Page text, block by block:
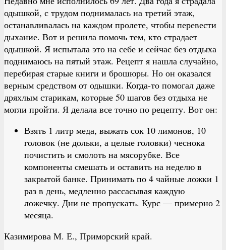
одышкой, с трудом поднималась на третий этаж,
останавливалась на каждом пролете, чтобы перевести
дыхание. Вот и решила помочь тем, кто страдает
одышкой. Я испытала это на себе и сейчас без отдыха
поднимаюсь на пятый этаж. Рецепт я нашла случайно,
перебирая старые книги и брошюры. Но он оказался
верным средством от одышки. Когда-то помогал даже
дряхлым старикам, которые 50 шагов без отдыха не
могли пройти. Я делала все точно по рецепту. Вот он:
Взять 1 литр меда, выжать сок 10 лимонов, 10
головок (не дольки, а целые головки) чеснока
почистить и смолоть на мясорубке. Все
компоненты смешать и оставить на неделю в
закрытой банке. Принимать по 4 чайные ложки 1
раз в день, медленно рассасывая каждую
ложечку. Дни не пропускать. Курс — примерно 2
месяца.
Казимирова М. Е., Приморский край.